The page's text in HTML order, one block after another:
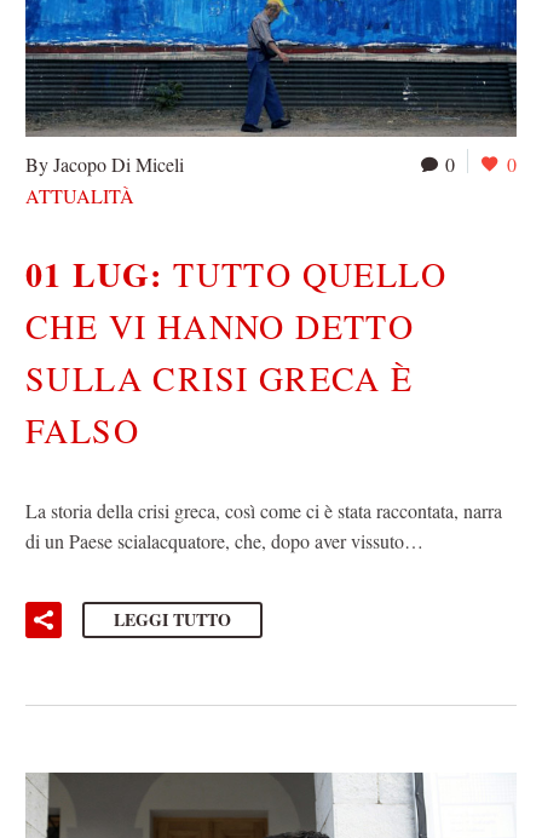
0 0
By Jacopo Di Miceli
ATTUALITÀ
01 LUG:TUTTO QUELLO
CHE VI HANNO DETTO
SULLA CRISI GRECA È
FALSO
La storia della crisi greca, così come ci è stata raccontata, narra
di un Paese scialacquatore, che, dopo aver vissuto…
LEGGI TUTTO